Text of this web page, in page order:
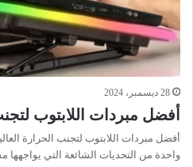
28 ديسمبر، 2024
أفضل مبردات اللابتوب
أفضل مبردات اللابتوب لتجنب الحرارة
واحدة من التحديات الشائعة التي يواجهها